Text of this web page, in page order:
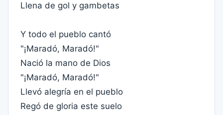
Llena de gol y gambetas
Y todo el pueblo cantó
"¡Maradó, Maradó!"
Nació la mano de Dios
"¡Maradó, Maradó!"
Llevó alegría en el pueblo
Regó de gloria este suelo